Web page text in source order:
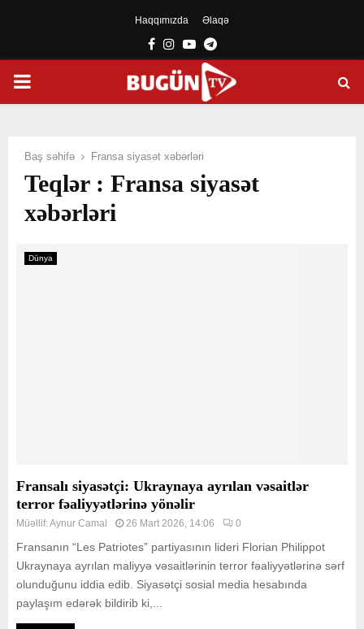
Haqqımızda Əlaqə
Facebook
Instagram
YoutubeTelegram
PRIMARY
Baş səhifə Fransa siyasət xəbərləri
Teqlər : Fransa siyasət
xəbərləri
Dünya
Fransalı siyasətçi: Ukraynaya ayrılan vəsaitlər
terror fəaliyyətlərinə yönəlir
Müəllif:Aynur Camal 26 Mart 2026, 14:06 0
Fransanın “Les Patriotes” partiyasının lideri Florian Philippot
Ukraynaya ayrılan maliyyə vəsaitlərinin terror fəaliyyətlərinə sərf
olunduğunu iddia edib. Siyasətçi sosial media hesabında
paylaşım edərək bildirib ki,...